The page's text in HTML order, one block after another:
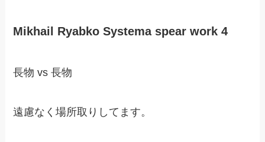
Mikhail Ryabko Systema spear work 4
長物 vs 長物
遠慮なく場所取りしてます。